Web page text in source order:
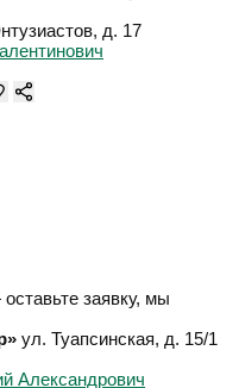
д. 17
заявку, мы
ул. Туапсинская, д. 15/1